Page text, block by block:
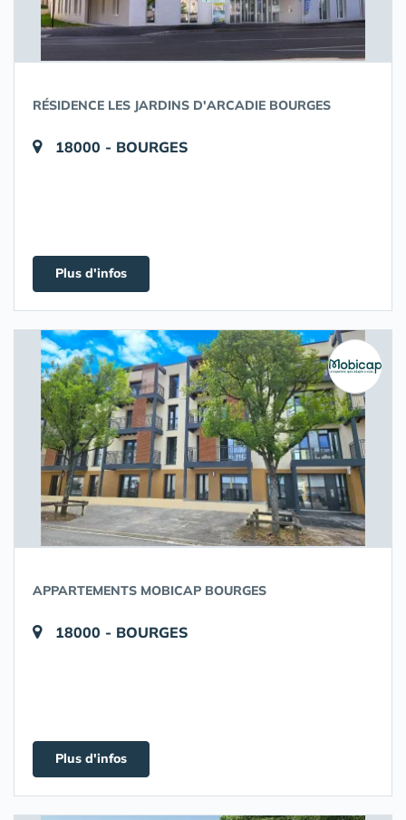
RÉSIDENCE LES JARDINS D'ARCADIE BOURGES
18000 - BOURGES
Plus d'infos
APPARTEMENTS MOBICAP BOURGES
18000 - BOURGES
Plus d'infos